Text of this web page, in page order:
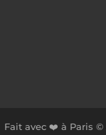
Fait avec ❤️ à Paris ©